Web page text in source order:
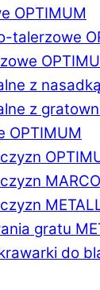
OPTIMUM
talerzowe
z
z
OPTIMUM
gratu
do